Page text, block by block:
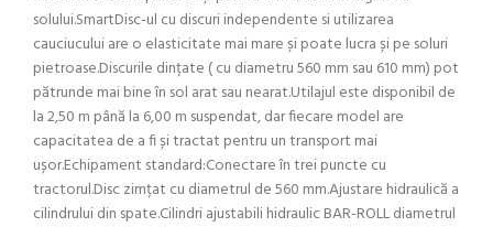
solului.SmartDisc-ul cu discuri independente si utilizarea
cauciucului are o elasticitate mai mare și poate lucra și pe soluri
pietroase.Discurile dințate ( cu diametru 560 mm sau 610 mm) pot
pătrunde mai bine în sol arat sau nearat.Utilajul este disponibil de
la 2,50 m până la 6,00 m suspendat, dar fiecare model are
capacitatea de a fi și tractat pentru un transport mai
ușor.Echipament standard:Conectare în trei puncte cu
tractorul.Disc zimțat cu diametrul de 560 mm.Ajustare hidraulică a
cilindrului din spate.Cilindri ajustabili hidraulic BAR-ROLL diametrul